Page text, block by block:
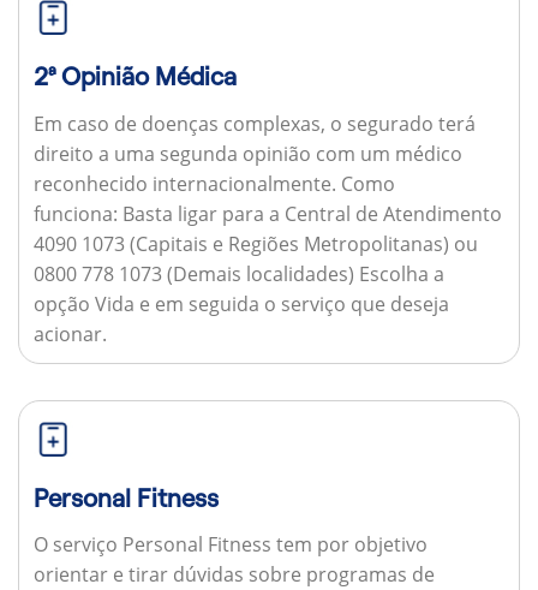
2ª Opinião Médica
Em caso de doenças complexas, o segurado terá
direito a uma segunda opinião com um médico
reconhecido internacionalmente. Como
funciona: Basta ligar para a Central de Atendimento
4090 1073 (Capitais e Regiões Metropolitanas) ou
0800 778 1073 (Demais localidades) Escolha a
opção Vida e em seguida o serviço que deseja
acionar.
Personal Fitness
O serviço Personal Fitness tem por objetivo
orientar e tirar dúvidas sobre programas de